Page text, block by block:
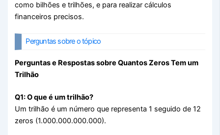
como bilhões e trilhões, e para realizar cálculos
financeiros precisos.
Perguntas sobre o tópico
Perguntas e Respostas sobre Quantos Zeros Tem um
Trilhão
Q1: O que é um trilhão?
Um trilhão é um número que representa 1 seguido de 12
zeros (1.000.000.000.000).